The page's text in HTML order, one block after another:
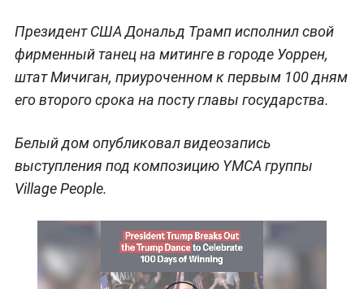
Президент США Дональд Трамп исполнил свой
фирменный танец на митинге в городе Уоррен,
штат Мичиган, приуроченном к первым 100 дням
его второго срока на посту главы государства.
Белый дом опубликовал видеозапись
выступления под композицию YMCA группы
Village People.